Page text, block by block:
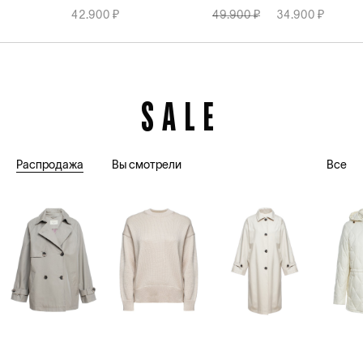
42.900 ₽ 49.900 ₽ 34.900 ₽
Распродажа Вы смотрели Все
SALE